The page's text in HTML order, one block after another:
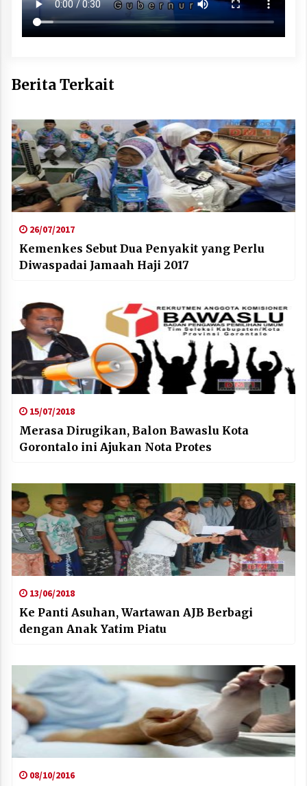
Berita Terkait
26/07/2017
Kemenkes Sebut Dua Penyakit yang Perlu
Diwaspadai Jamaah Haji 2017
15/07/2018
Merasa Dirugikan, Balon Bawaslu Kota
Gorontalo ini Ajukan Nota Protes
13/06/2018
Ke Panti Asuhan, Wartawan AJB Berbagi
dengan Anak Yatim Piatu
08/10/2016